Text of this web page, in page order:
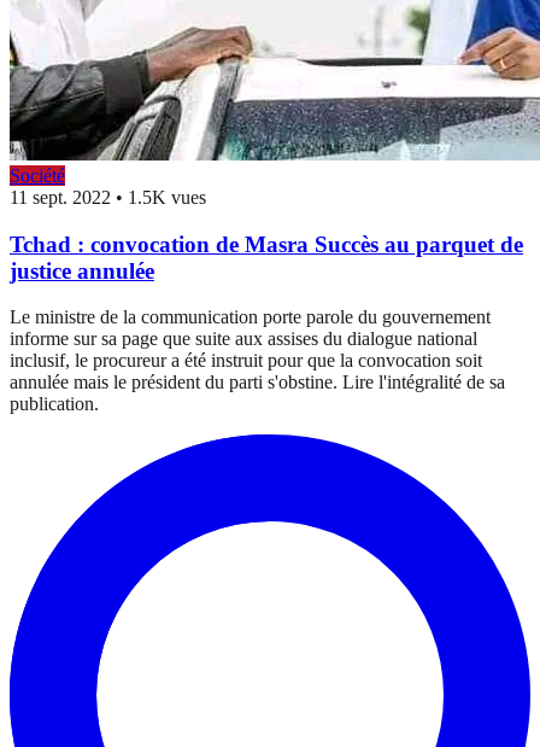
Société
11 sept. 2022 • 1.5K vues
Tchad : convocation de Masra Succès au parquet de
justice annulée
Le ministre de la communication porte parole du gouvernement
informe sur sa page que suite aux assises du dialogue national
inclusif, le procureur a été instruit pour que la convocation soit
annulée mais le président du parti s'obstine. Lire l'intégralité de sa
publication.